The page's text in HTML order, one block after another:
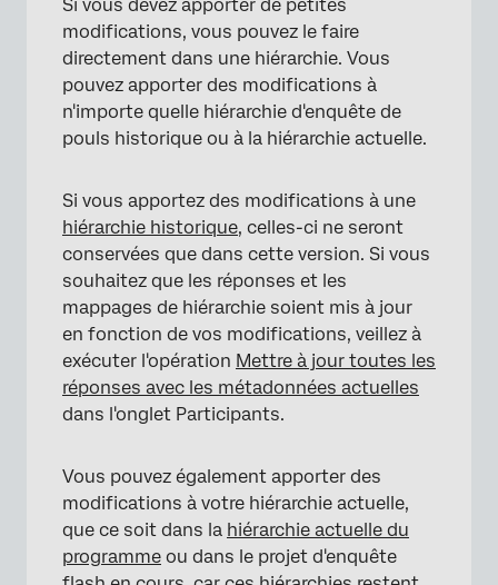
Si vous devez apporter de petites
modifications, vous pouvez le faire
directement dans une hiérarchie. Vous
pouvez apporter des modifications à
n'importe quelle hiérarchie d'enquête de
pouls historique ou à la hiérarchie actuelle.
Si vous apportez des modifications à une
hiérarchie historique, celles-ci ne seront
conservées que dans cette version. Si vous
souhaitez que les réponses et les
mappages de hiérarchie soient mis à jour
en fonction de vos modifications, veillez à
exécuter l'opération Mettre à jour toutes les
réponses avec les métadonnées actuelles
dans l'onglet Participants.
Vous pouvez également apporter des
modifications à votre hiérarchie actuelle,
que ce soit dans la hiérarchie actuelle du
programme ou dans le projet d'enquête